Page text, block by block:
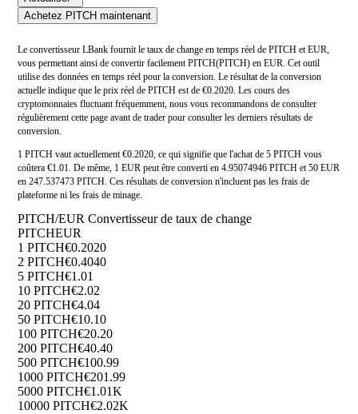
Achetez PITCH maintenant
Le convertisseur LBank fournit le taux de change en temps réel de PITCH et EUR,
vous permettant ainsi de convertir facilement PITCH(PITCH) en EUR. Cet outil
utilise des données en temps réel pour la conversion. Le résultat de la conversion
actuelle indique que le prix réel de PITCH est de €0.2020. Les cours des
cryptomonnaies fluctuant fréquemment, nous vous recommandons de consulter
régulièrement cette page avant de trader pour consulter les derniers résultats de
conversion.
1 PITCH vaut actuellement €0.2020, ce qui signifie que l'achat de 5 PITCH vous
coûtera €1.01. De même, 1 EUR peut être converti en 4.95074946 PITCH et 50 EUR
en 247.537473 PITCH. Ces résultats de conversion n'incluent pas les frais de
plateforme ni les frais de minage.
PITCH/EUR Convertisseur de taux de change
PITCHEUR
1 PITCH€0.2020
2 PITCH€0.4040
5 PITCH€1.01
10 PITCH€2.02
20 PITCH€4.04
50 PITCH€10.10
100 PITCH€20.20
200 PITCH€40.40
500 PITCH€100.99
1000 PITCH€201.99
5000 PITCH€1.01K
10000 PITCH€2.02K